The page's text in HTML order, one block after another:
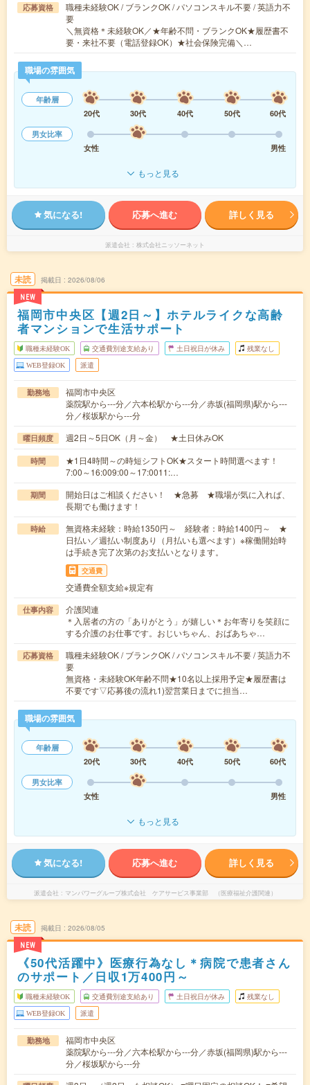
応募資格
職種未経験OK / ブランクOK / パソコンスキル不要 / 英語力不
要
＼無資格＊未経験OK／★年齢不問・ブランクOK★履歴書不
要・来社不要（電話登録OK）★社会保険完備＼…
職場の雰囲気
年齢層
20代
30代 40代 50代
60代
男女比率
女性
男性
もっと見る
気になる! 応募へ進む 詳しく見る
派遣会社 株式会社ニッソーネット
未読
NEW
掲載日 2026/08/06
福岡市中央区【週2日～】ホテルライクな高齢
者マンションで生活サポート
職種未経験OK 交通費別途支給あり 土日祝日が休み 残業なし
WEB登録OK 派遣
勤務地
福岡市中央区
薬院駅から---分／六本松駅から---分／赤坂(福岡県)駅から---
分／桜坂駅から---分
曜日頻度 週2日～5日OK（月～金） ★土日休みOK
時間
★1日4時間～の時短シフトOK★スタート時間選べます！
7:00～16:009:00～17:0011:…
期間
開始日はご相談ください！ ★急募 ★職場が気に入れば、
長期でも働けます！
時給
無資格未経験：時給1350円～ 経験者：時給1400円～ ★
日払い／週払い制度あり（月払いも選べます）※稼働開始時
は手続き完了次第のお支払いとなります。
交通費
交通費全額支給※規定有
仕事内容
介護関連
＊入居者の方の「ありがとう」が嬉しい＊お年寄りを笑顔に
する介護のお仕事です。おじいちゃん、おばあちゃ…
応募資格
職種未経験OK / ブランクOK / パソコンスキル不要 / 英語力不
要
無資格・未経験OK年齢不問★10名以上採用予定★履歴書は
不要です▽応募後の流れ1)翌営業日までに担当…
職場の雰囲気
年齢層
20代
30代 40代 50代
60代
男女比率
女性
男性
もっと見る
気になる! 応募へ進む 詳しく見る
派遣会社 マンパワーグループ株式会社 ケアサービス事業部 （医療福祉介護関連）
未読
NEW
掲載日 2026/08/05
《50代活躍中》医療行為なし＊病院で患者さん
のサポート／日収1万400円～
職種未経験OK 交通費別途支給あり 土日祝日が休み 残業なし
WEB登録OK 派遣
勤務地
福岡市中央区
薬院駅から---分／六本松駅から---分／赤坂(福岡県)駅から---
分／桜坂駅から---分